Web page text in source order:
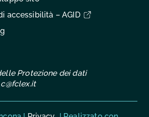
accessibilità – AGID
Protezione dei dati